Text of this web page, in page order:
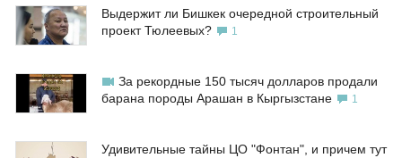
Выдержит ли Бишкек очередной строительный
проект Тюлеевых?
1
За рекордные 150 тысяч долларов продали
барана породы Арашан в Кыргызстане
1
Удивительные тайны ЦО "Фонтан", и причем тут